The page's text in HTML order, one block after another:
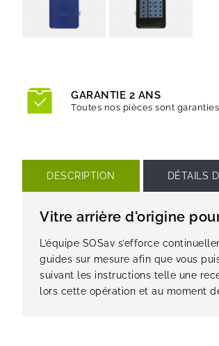
GARANTIE 2 ANS
Toutes nos pièces sont garanties
DESCRIPTION DÉTAILS
Vitre arrière d'origine
L’équipe SOSav s’efforce
guides sur mesure afin que vous
suivant les instructions telle une
lors cette opération et au moment